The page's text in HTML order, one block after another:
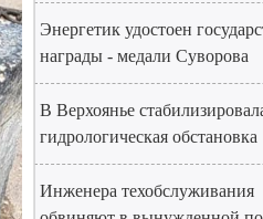
Энергетик удостоен
награды - медали Суворова
В Верхоянье
гидрологическая обстановка
Инженера техобслуживания